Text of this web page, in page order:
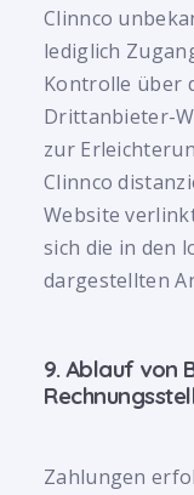
Clinnco
lediglich
Kontrolle über
Drittanbieter-
zur
Clinnco
Website
sich die in den
dargestellten
9. Ablauf von
Zahlungen